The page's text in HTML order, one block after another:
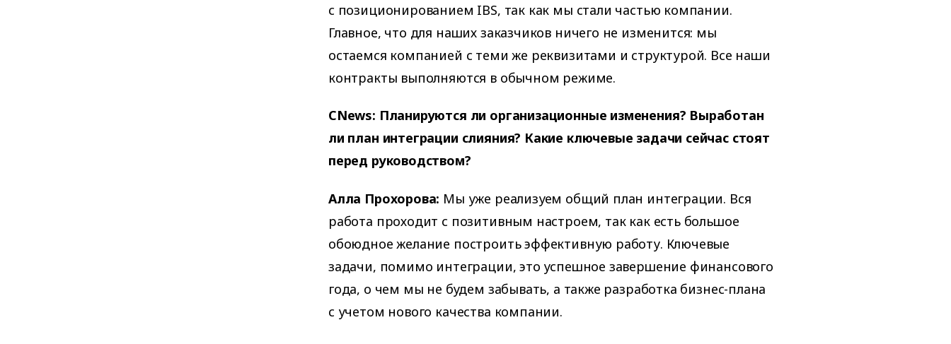
с позиционированием IBS, так как мы стали частью компании.
Главное, что для наших заказчиков ничего не изменится: мы
остаемся компанией с теми же реквизитами и структурой. Все наши
контракты выполняются в обычном режиме.
CNews: Планируются ли организационные изменения? Выработан
ли план интеграции слияния? Какие ключевые задачи сейчас стоят
перед руководством?
Алла Прохорова: Мы уже реализуем общий план интеграции. Вся
работа проходит с позитивным настроем, так как есть большое
обоюдное желание построить эффективную работу. Ключевые
задачи, помимо интеграции, это успешное завершение финансового
года, о чем мы не будем забывать, а также разработка бизнес-плана
с учетом нового качества компании.